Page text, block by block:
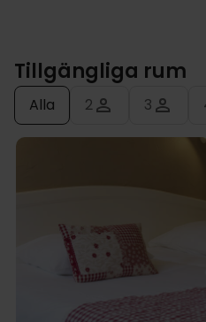
Tillgängliga rum
Alla 2 3